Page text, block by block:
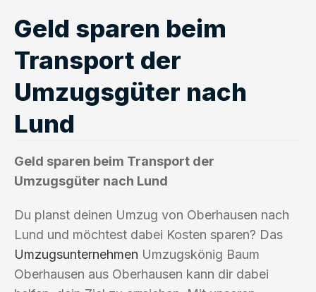
Geld sparen beim
Transport der
Umzugsgüter nach
Lund
Geld sparen beim Transport der
Umzugsgüter nach Lund
Du planst deinen Umzug von Oberhausen nach
Lund und möchtest dabei Kosten sparen? Das
Umzugsunternehmen Umzugskönig Baum
Oberhausen aus Oberhausen kann dir dabei